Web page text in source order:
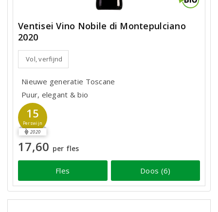
Ventisei Vino Nobile di Montepulciano
2020
Vol, verfijnd
Nieuwe generatie Toscane
Puur, elegant & bio
15
Perswijn
2020
17,60 per fles
Fles Doos (6)